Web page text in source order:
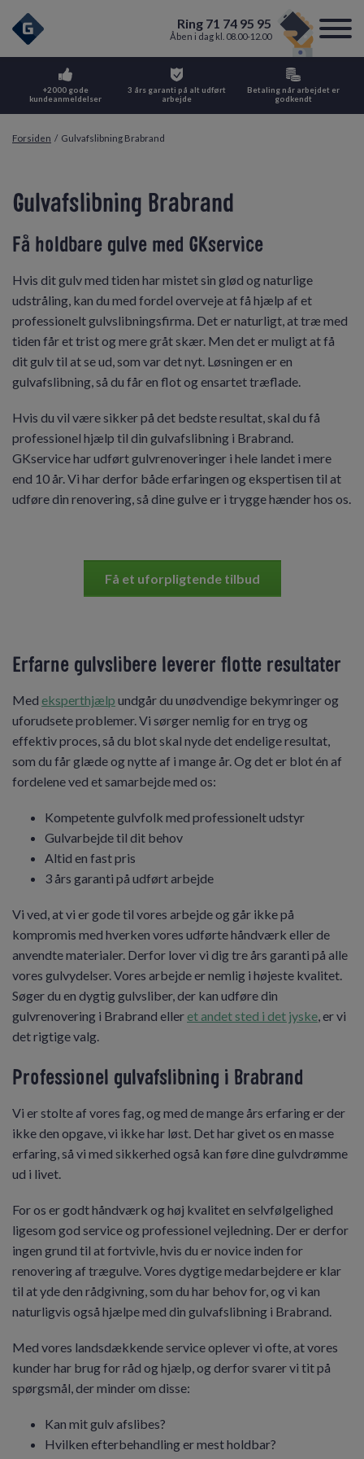
Ring 71 74 95 95
Åben i dag kl. 08.00-12.00
+2000 gode
kundeanmeldelser
3 års garanti på alt udført
arbejde
Betaling når arbejdet er
godkendt
Forsiden / Gulvafslibning Brabrand
Gulvafslibning Brabrand
Få holdbare gulve med GKservice
Hvis dit gulv med tiden har mistet sin glød og naturlige
udstråling, kan du med fordel overveje at få hjælp af et
professionelt gulvslibningsfirma. Det er naturligt, at træ med
tiden får et trist og mere gråt skær. Men det er muligt at få
dit gulv til at se ud, som var det nyt. Løsningen er en
gulvafslibning, så du får en flot og ensartet træflade.
Hvis du vil være sikker på det bedste resultat, skal du få
professionel hjælp til din gulvafslibning i Brabrand.
GKservice har udført gulvrenoveringer i hele landet i mere
end 10 år. Vi har derfor både erfaringen og ekspertisen til at
udføre din renovering, så dine gulve er i trygge hænder hos os.
Få et uforpligtende tilbud
Erfarne gulvslibere leverer flotte resultater
Med eksperthjælp undgår du unødvendige bekymringer og
uforudsete problemer. Vi sørger nemlig for en tryg og
effektiv proces, så du blot skal nyde det endelige resultat,
som du får glæde og nytte af i mange år. Og det er blot én af
fordelene ved et samarbejde med os:
Kompetente gulvfolk med professionelt udstyr
Gulvarbejde til dit behov
Altid en fast pris
3 års garanti på udført arbejde
Vi ved, at vi er gode til vores arbejde og går ikke på
kompromis med hverken vores udførte håndværk eller de
anvendte materialer. Derfor lover vi dig tre års garanti på alle
vores gulvydelser. Vores arbejde er nemlig i højeste kvalitet.
Søger du en dygtig gulvsliber, der kan udføre din
gulvrenovering i Brabrand eller et andet sted i det jyske, er vi
det rigtige valg.
Professionel gulvafslibning i Brabrand
Vi er stolte af vores fag, og med de mange års erfaring er der
ikke den opgave, vi ikke har løst. Det har givet os en masse
erfaring, så vi med sikkerhed også kan føre dine gulvdrømme
ud i livet.
For os er godt håndværk og høj kvalitet en selvfølgelighed
ligesom god service og professionel vejledning. Der er derfor
ingen grund til at fortvivle, hvis du er novice inden for
renovering af trægulve. Vores dygtige medarbejdere er klar
til at yde den rådgivning, som du har behov for, og vi kan
naturligvis også hjælpe med din gulvafslibning i Brabrand.
Med vores landsdækkende service oplever vi ofte, at vores
kunder har brug for råd og hjælp, og derfor svarer vi tit på
spørgsmål, der minder om disse:
Kan mit gulv afslibes?
Hvilken efterbehandling er mest holdbar?